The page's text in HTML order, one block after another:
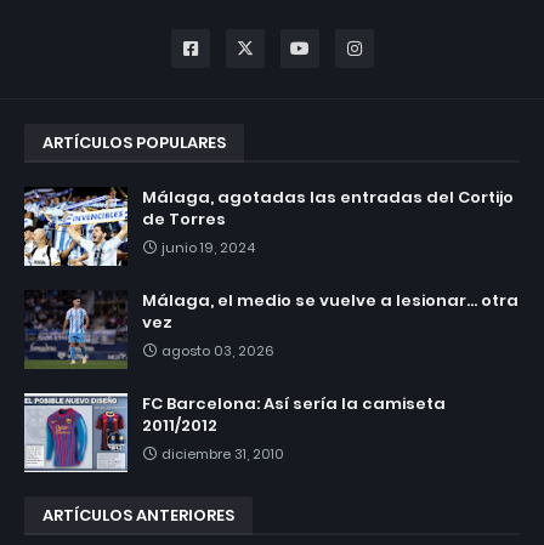
ARTÍCULOS POPULARES
Málaga, agotadas las entradas del Cortijo
de Torres
junio 19, 2024
Málaga, el medio se vuelve a lesionar... otra
vez
agosto 03, 2026
FC Barcelona: Así sería la camiseta
2011/2012
diciembre 31, 2010
ARTÍCULOS ANTERIORES